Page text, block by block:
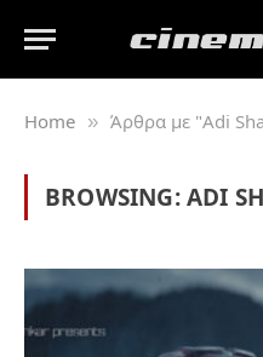
Home » Άρθρα με "Adi
BROWSING:ADI